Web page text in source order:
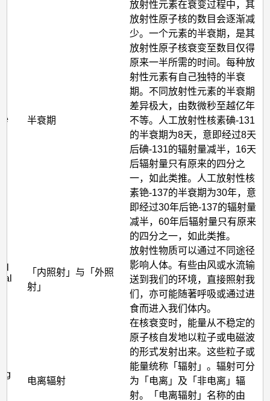
半衰期
放射性元素在衰变过程中，其
放射性原子核的数目会逐渐减
少。一个元素的半衰期，是其
放射性原子核衰变至数目仅得
原来一半所需的时间。每种放
射性元素有自己独特的半衰
期。不同放射性元素的半衰期
差异极大，由数微秒至越亿年
不等。人工放射性核素碘-131
的半衰期为8天，意即经过8天
后碘-131的辐射量减半，16天
后辐射量只有原来的四分之
一，如此类推。人工放射性核
素铯-137的半衰期为30年，意
即经过30年后铯-137的辐射量
减半，60年后辐射量只有原来
的四分之一，如此类推。
「内照射」与「外照
射」
放射性物质可以通过不同途径
影响人体。有些由风或水流输
送到我们的环境，直接照射我
们，亦可能随著呼吸或通过进
食而进入我们体内。
电离辐射
在核衰变时，能量从不稳定的
原子核自发地以粒子或电磁波
的形式发射出来。这些粒子或
能量统称「辐射」。辐射可分
为「电离」及「非电离」辐
射。「电离辐射」名称的由